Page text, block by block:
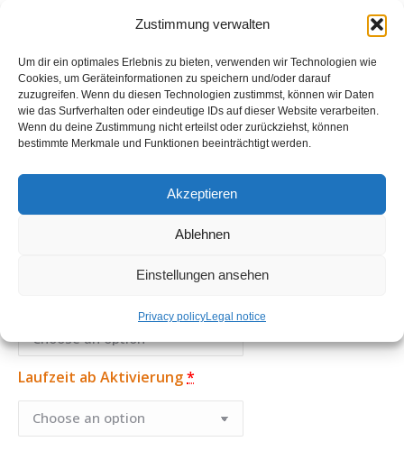
Zustimmung verwalten
Um dir ein optimales Erlebnis zu bieten, verwenden wir Technologien wie
Cookies, um Geräteinformationen zu speichern und/oder darauf
zuzugreifen. Wenn du diesen Technologien zustimmst, können wir Daten
wie das Surfverhalten oder eindeutige IDs auf dieser Website verarbeiten.
Wenn du deine Zustimmung nicht erteilst oder zurückziehst, können
bestimmte Merkmale und Funktionen beeinträchtigt werden.
Akzeptieren
Ablehnen
Einstellungen ansehen
Privacy policyLegal notice
Standard tariff without consent (after contract period plus
1 - 6 months 12 months
24 months
€4,20 per month
€4,20 per month €3,39 per
possible activation fee / price per month)
€2,74 per month
Laufzeit ab Aktivierung*